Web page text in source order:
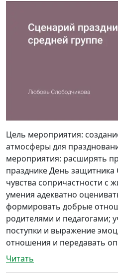
Цель мероприятия:
атмосферы для
мероприятия: расширять
празднике День защитника
чувства сопричастности с
умения адекватно
формировать добрые
родителями и педагогами;
поступки и выражение
отношения и передавать
Читать